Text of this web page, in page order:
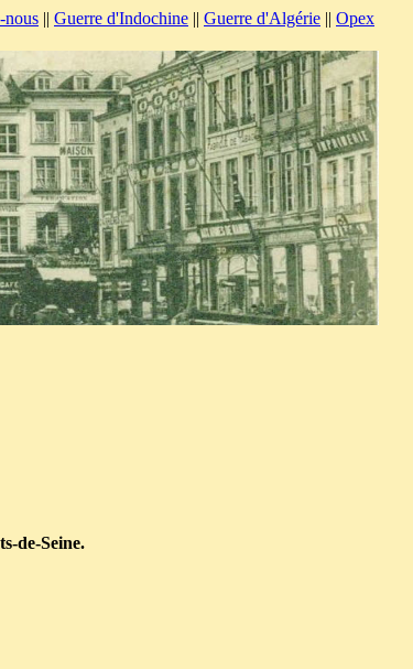
nous || Guerre d'Indochine || Guerre d'Algérie || Opex
de-Seine.